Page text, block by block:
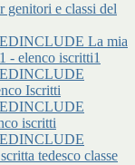
genitori e classi del
La mia
- elenco iscritti1
Iscritti
iscritti
tedesco classe